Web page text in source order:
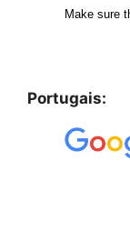
Portugais: